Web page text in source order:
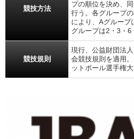
競技方法
プの順位を決め、
行う。各グループ
により、Aグルー
グループは2・3・6
競技規則
現行、公益財団法
会競技規則を適用
ットボール選手権